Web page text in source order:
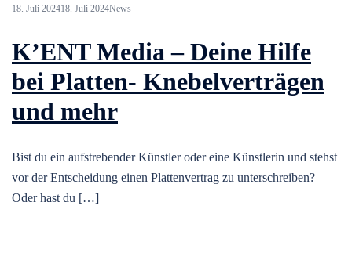
18. Juli 202418. Juli 2024News
K’ENT Media – Deine Hilfe
bei Platten- Knebelverträgen
und mehr
Bist du ein aufstrebender Künstler oder eine Künstlerin und stehst
vor der Entscheidung einen Plattenvertrag zu unterschreiben?
Oder hast du […]